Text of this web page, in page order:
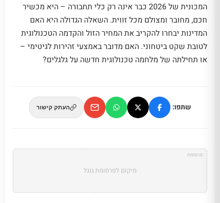
המכונית של 2026 כבר אינה רק כלי תחבורה – היא מכשיר
חכם, מחובר ומצולם מכל זווית. השאלה הגדולה היא האם
המדינות יבחרו להקריב את המחיר הזול והקדמה הטכנולוגית
לטובת שקט ביטחוני. האם מדובר באמצעי זהירות לגיטימי –
או תחילתה של מלחמה טכנולוגית חדשה על גלגלים?
שתפו: העתק קישור
פרסומת
מיקום לפרסומת גוגל